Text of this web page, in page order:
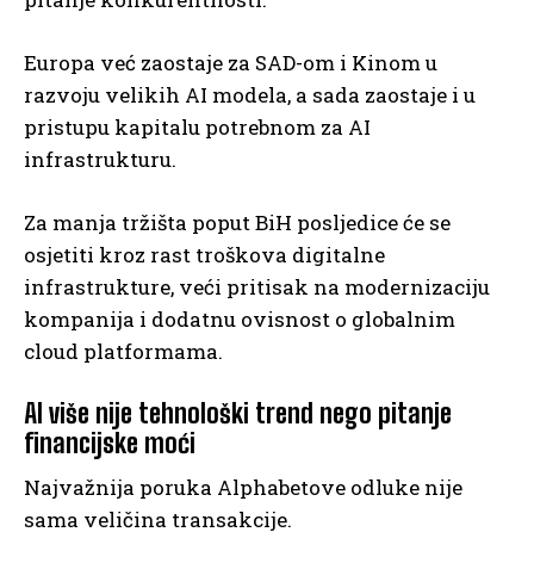
Europa već zaostaje za SAD-om i Kinom u
razvoju velikih AI modela, a sada zaostaje i u
pristupu kapitalu potrebnom za AI
infrastrukturu.
Za manja tržišta poput BiH posljedice će se
osjetiti kroz rast troškova digitalne
infrastrukture, veći pritisak na modernizaciju
kompanija i dodatnu ovisnost o globalnim
cloud platformama.
AI više nije tehnološki trend nego pitanje
financijske moći
Najvažnija poruka Alphabetove odluke nije
sama veličina transakcije.